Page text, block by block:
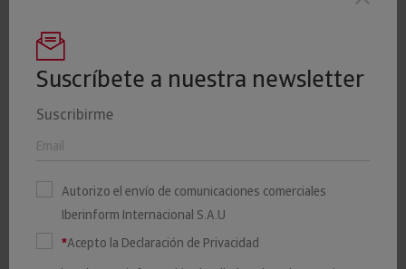
Últimas noticias
Las 5.000 mayores empresas
españolas facturan casi 1,2
billones de euros
21 ENERO 2020
Iberinform
Suscríbete a nuestra newsletter
Suscribirme
Autorizo el envío de comunicaciones comerciales
Iberinform Internacional S.A.U
*Acepto la Declaración de Privacidad